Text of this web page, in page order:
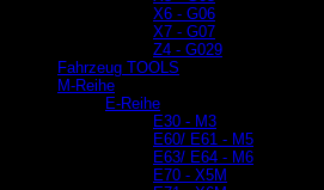
X6 - G06
X7 - G07
Z4 - G029
Fahrzeug TOOLS
M-Reihe
E-Reihe
E30 - M3
E60/ E61 - M5
E63/ E64 - M6
E70 - X5M